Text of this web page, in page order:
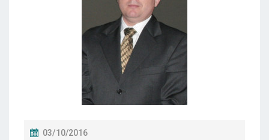
P
03/10/2016